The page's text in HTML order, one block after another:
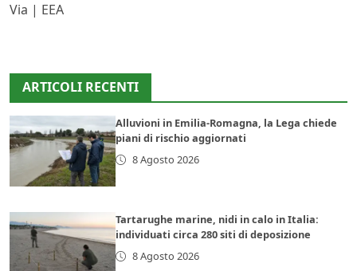
Via | EEA
ARTICOLI RECENTI
Alluvioni in Emilia-Romagna, la Lega chiede
piani di rischio aggiornati
8 Agosto 2026
Tartarughe marine, nidi in calo in Italia:
individuati circa 280 siti di deposizione
8 Agosto 2026